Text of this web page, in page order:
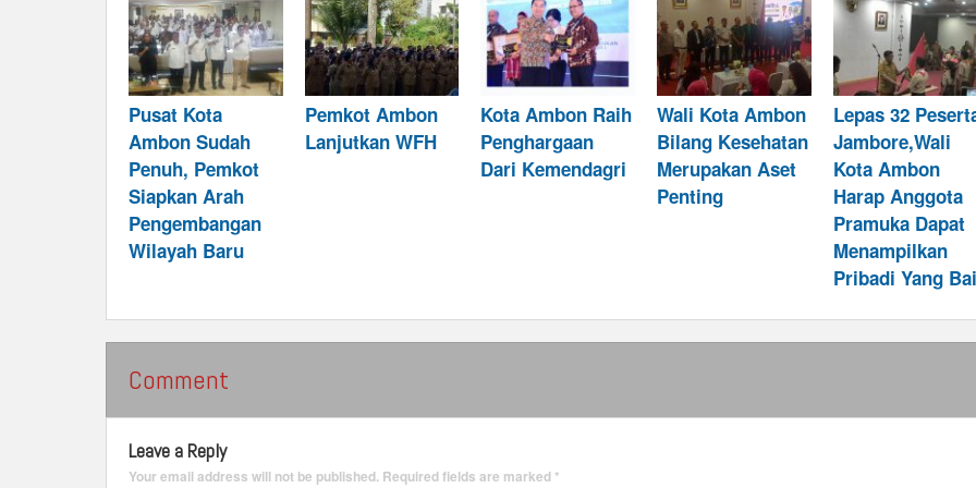
Pusat Kota
Ambon Sudah
Penuh, Pemkot
Siapkan Arah
Pengembangan
Wilayah Baru
Pemkot Ambon
Lanjutkan WFH
Kota Ambon Raih
Penghargaan
Dari Kemendagri
Wali Kota Ambon
Bilang Kesehatan
Merupakan Aset
Penting
Lepas 32
Jambore,Wali
Kota Ambon
Harap Anggota
Pramuka Dapat
Menampilkan
Pribadi Yang
Comment
Leave a Reply
Your email address will not be published. Required fields are marked*